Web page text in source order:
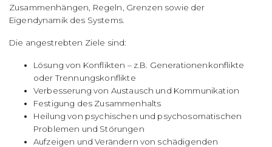
Zusammenhängen, Regeln, Grenzen sowie der
Eigendynamik des Systems.
Die angestrebten Ziele sind:
Lösung von Konflikten – z.B. Generationenkonflikte
oder Trennungskonflikte
Verbesserung von Austausch und Kommunikation
Festigung des Zusammenhalts
Heilung von psychischen und psychosomatischen
Problemen und Störungen
Aufzeigen und Verändern von schädigenden